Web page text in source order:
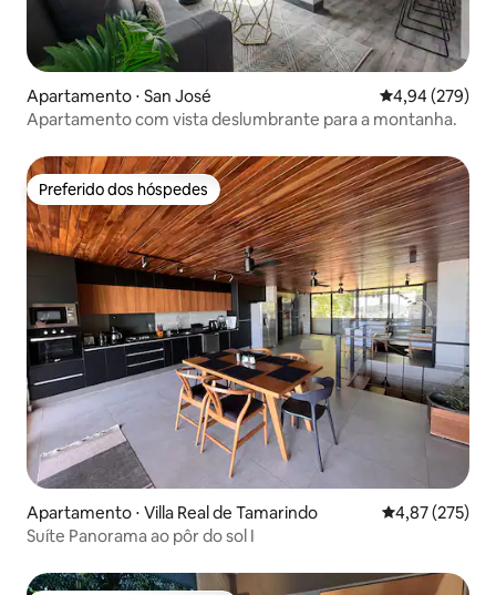
Apartamento ⋅ San José 4,94 de uma
4,94 (279)
Apartamento com vista deslumbrante para a montanha.
Preferido dos hóspedes
Preferido dos hóspedes
Apartamento ⋅ Villa Real de Tamarindo 4,87 de uma
4,87 (275)
Suíte Panorama ao pôr do sol I